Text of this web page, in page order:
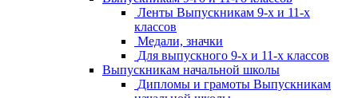
Ленты Выпускникам 9-х и 11-х
классов
Медали, значки
Для выпускного 9-х и 11-х классов
Выпускникам начальной школы
Дипломы и грамоты Выпускникам